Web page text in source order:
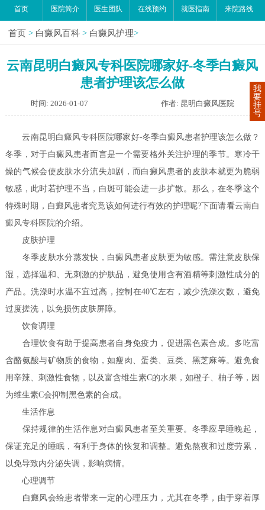
首页 医院简介 医生团队 在线预约 就医指南 来院路线
首页 > 白癜风百科 > 白癜风护理>
云南昆明白癜风专科医院哪家好-冬季白癜风
患者护理该怎么做
时间: 2026-01-07 作者: 昆明白癜风医院
云南昆明白癜风专科医院哪家好-冬季白癜风患者护理该怎么做？
冬季，对于白癜风患者而言是一个需要格外关注护理的季节。寒冷干
燥的气候会使皮肤水分流失加剧，而白癜风患者的皮肤本就更为脆弱
敏感，此时若护理不当，白斑可能会进一步扩散。那么，在冬季这个
特殊时期，白癜风患者究竟该如何进行有效的护理呢?下面请看云南白
癜风专科医院的介绍。
皮肤护理
冬季皮肤水分蒸发快，白癜风患者皮肤更为敏感。需注意皮肤保
湿，选择温和、无刺激的护肤品，避免使用含有酒精等刺激性成分的
产品。洗澡时水温不宜过高，控制在40℃左右，减少洗澡次数，避免
过度搓洗，以免损伤皮肤屏障。
饮食调理
合理饮食有助于提高患者自身免疫力，促进黑色素合成。多吃富
含酪氨酸与矿物质的食物，如瘦肉、蛋类、豆类、黑芝麻等。避免食
用辛辣、刺激性食物，以及富含维生素C的水果，如橙子、柚子等，因
为维生素C会抑制黑色素的合成。
生活作息
保持规律的生活作息对白癜风患者至关重要。冬季应早睡晚起，
保证充足的睡眠，有利于身体的恢复和调整。避免熬夜和过度劳累，
以免导致内分泌失调，影响病情。
心理调节
白癜风会给患者带来一定的心理压力，尤其在冬季，由于穿着厚
我
要
挂
号